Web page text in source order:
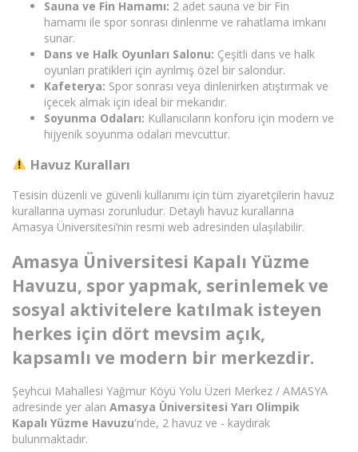
Sauna ve Fin Hamamı: 2 adet sauna ve bir Fin
hamamı ile spor sonrası dinlenme ve rahatlama imkanı
sunar.
Dans ve Halk Oyunları Salonu: Çeşitli dans ve halk
oyunları pratikleri için ayrılmış özel bir salondur.
Kafeterya: Spor sonrası veya dinlenirken atıştırmak ve
içecek almak için ideal bir mekandır.
Soyunma Odaları: Kullanıcıların konforu için modern ve
hijyenik soyunma odaları mevcuttur.
Havuz Kuralları
Tesisin düzenli ve güvenli kullanımı için tüm ziyaretçilerin havuz
kurallarına uyması zorunludur. Detaylı havuz kurallarına
Amasya Üniversitesi’nin resmi web adresinden ulaşılabilir.
Amasya Üniversitesi Kapalı Yüzme
Havuzu, spor yapmak, serinlemek ve
sosyal aktivitelere katılmak isteyen
herkes için dört mevsim açık,
kapsamlı ve modern bir merkezdir.
Şeyhcui Mahallesi Yağmur Köyü Yolu Üzeri Merkez / AMASYA
adresinde yer alan Amasya Üniversitesi Yarı Olimpik
Kapalı Yüzme Havuzu'nde, 2 havuz ve - kaydırak
bulunmaktadır.